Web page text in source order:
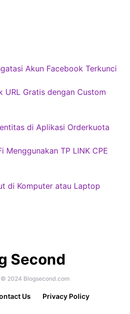
Akun Facebook Terkunci
URL Gratis dengan Custom
di Aplikasi Orderkuota
Menggunakan TP LINK CPE
di Komputer atau Laptop
Second
2024 Blogsecond.com
Us Privacy Policy